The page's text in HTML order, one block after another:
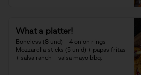
What a platter!
Boneless (8 und) + 4 onion rings +
Mozzarella sticks (5 unid) + papas fritas
+ salsa ranch + salsa mayo bbq.